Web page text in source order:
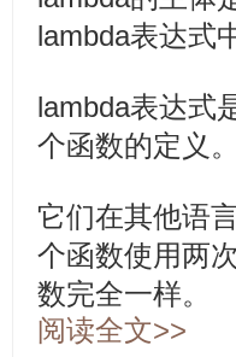
lambda表达式
lambda表达式
个函数的定义。
它们在其他语
个函数使用两
数完全一样。
阅读全文>>